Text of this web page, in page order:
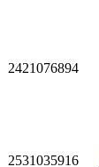
2421076894
2531035916